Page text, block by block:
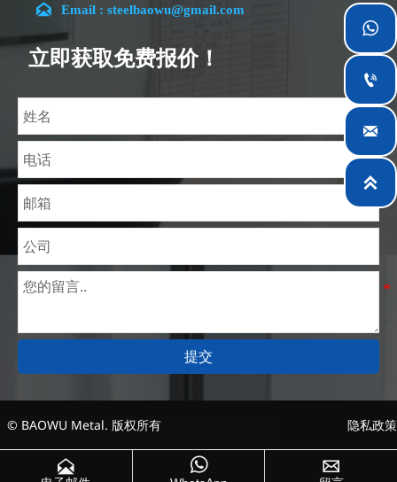
富经验，熟悉CE、SGS等多种硅钢标准。我们可根据
特殊需求进行设计定制，并确保安全性、高效性及合
理价格。目前我们已逐步扩展至五座专业配送仓库和
钢材加工设施，为全球采矿、建筑、工程及通用制造
业提供专业服务。
 Email : steelbaowu@gmail.com
立即获取免费报价！
提交
© BAOWU Metal. 版权所有 隐私政策
  



